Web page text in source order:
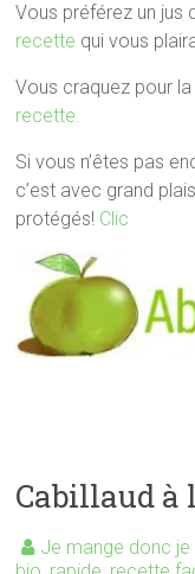
Vous préférez un
recette qui vous
Vous craquez pour
recette.
Si vous n’êtes pas
c’est avec grand
protégés! Clic
Cabillaud à
Je mange donc je